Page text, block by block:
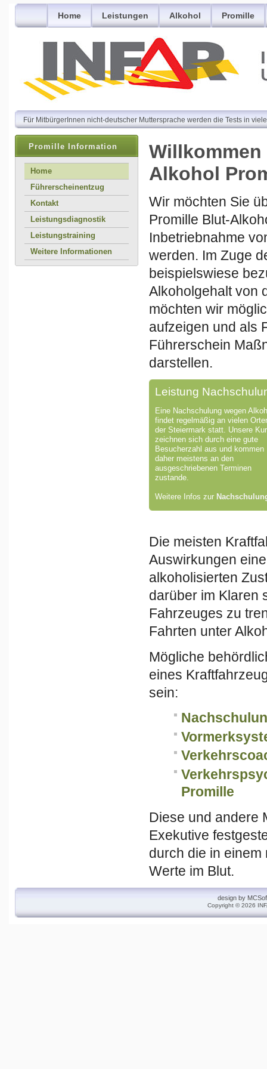
Home Leistungen Alkohol Promille
Für MitbürgerInnen nicht-deutscher Muttersprache werden die Tests in
Promille Information
Home
Führerscheinentzug
Kontakt
Leistungsdiagnostik
Leistungstraining
Weitere Informationen
Willkommen
Alkohol
Wir möchten Sie
Promille Blut-
Inbetriebnahme
werden. Im Zuge
beispielswiese
Alkoholgehalt von
möchten wir
aufzeigen und als
Führerschein
darstellen.
Leistung
Eine Nachschulung wegen
findet regelmäßig an vielen
der Steiermark statt. Unsere
zeichnen sich durch eine gute
Besucherzahl aus und kommen
daher meistens an den
ausgeschriebenen Terminen
zustande.
Weitere Infos zur
Die meisten
Auswirkungen
alkoholisierten
darüber im Klaren
Fahrzeuges zu
Fahrten unter
Mögliche
eines
sein:
Promille
Diese und andere
Exekutive
durch die in
Werte im Blut.
design by
Copyright © 2026